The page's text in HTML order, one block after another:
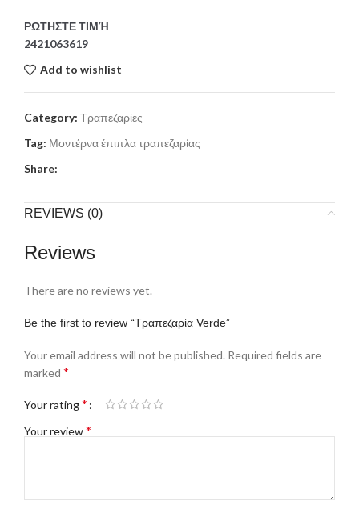
ΡΩΤΗΣΤΕ ΤΙΜΉ
2421063619
Add to wishlist
Category: Τραπεζαρίες
Tag: Μοντέρνα έπιπλα τραπεζαρίας
Share:
REVIEWS (0)
Reviews
There are no reviews yet.
Be the first to review “Τραπεζαρία Verde”
Your email address will not be published. Required fields are
marked *
Your rating*
Your review*